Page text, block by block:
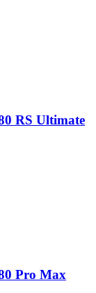
RS Ultimate
Pro Max